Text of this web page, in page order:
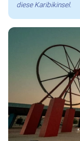
diese Karibikinsel.